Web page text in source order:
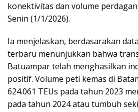
konektivitas dan volume
Senin (1/1/2026).
Ia menjelaskan, berdasarakan
terbaru menunjukkan bahwa
Batuampar telah menghasilkan
positif. Volume peti kemas di
624.061 TEUs pada tahun 2023
pada tahun 2024 atau tumbuh